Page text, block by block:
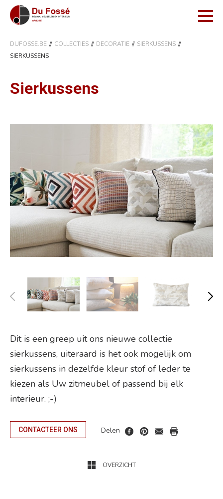
DUFOSSE.BE COLLECTIES DECORATIE
SIERKUSSENS
SIERKUSSENS
Sierkussens
Dit is een greep uit ons nieuwe collectie
sierkussens, uiteraard is het ook mogelijk om
sierkussens in dezelfde kleur stof of leder te
kiezen als Uw zitmeubel of passend bij elk
interieur. ;-)
CONTACTEER ONS Delen
OVERZICHT